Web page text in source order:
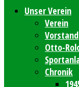
Unser Verein
Verein
Vorstand
Otto-
Chronik